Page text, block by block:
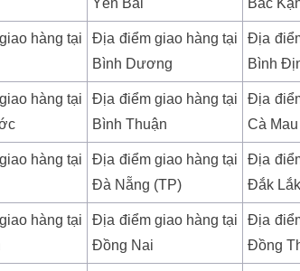
Yên Bái
Bắc
hàng tại
Địa điểm giao hàng tại
Bình Dương
Địa
Bình
hàng tại
Địa điểm giao hàng tại
Bình Thuận
Địa
Cà Mau
hàng tại
Địa điểm giao hàng tại
Đà Nẵng (TP)
Địa
Đắk Lắk
hàng tại
Địa điểm giao hàng tại
Đồng Nai
Địa
Đồng